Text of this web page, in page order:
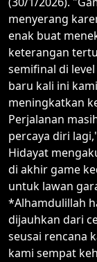
menyerang
enak buat
keterangan
semifinal di
baru kali ini
meningkatkan
Perjalanan
percaya diri
Hidayat
di akhir game
untuk lawan
*Alhamdulillah
dijauhkan dari
seusai rencana
kami sempat